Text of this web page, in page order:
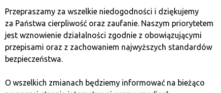
Prawo dewizowe[red. A. Mikos-Sitek, Warszawa 2023,
art. 4.] art. 4 ustawyPrawo dewizowe jest przepisem
blankietowym, zatem nie ustanawia żadnej reguły,
wskazuje organ, który w przyszłości taką regułę
ma ustanowić.
Takim organem jest prezes NBP, który w Obwieszczeniu
Przepraszamy za wszelkie niedogodności i dziękujemy
za Państwa cierpliwość oraz zaufanie. Naszym priorytetem
jest wznowienie działalności zgodnie z obowiązującymi
przepisami oraz z zachowaniem najwyższych standardów
bezpieczeństwa.
O wszelkich zmianach będziemy informować na bieżąco